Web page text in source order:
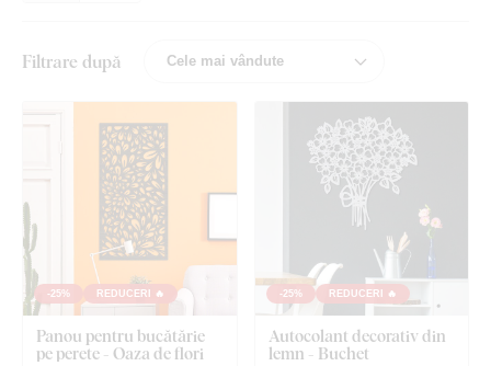
Filtrare după
-25% REDUCERI 🔥
Panou pentru bucătărie
pe perete - Oaza de flori
-25% REDUCERI 🔥
Autocolant decorativ din
lemn - Buchet